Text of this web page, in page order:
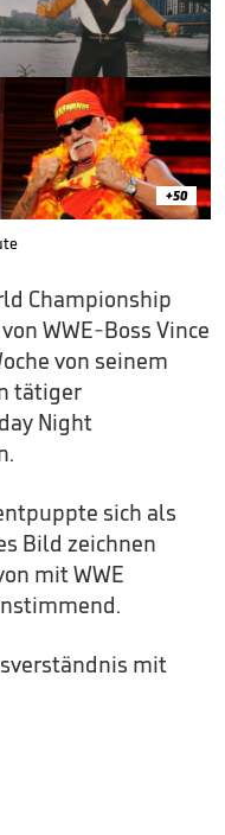
+50
Championship
WWE-Boss Vince
von seinem
tätiger
Night
sich als
Bild zeichnen
mit WWE
mit